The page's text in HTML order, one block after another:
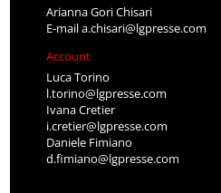
Arianna Gori Chisari
E-maila.chisari@lgpresse.com
Account
Luca Torino
l.torino@lgpresse.com
Ivana Cretier
i.cretier@lgpresse.com
Daniele Fimiano
d.fimiano@lgpresse.com